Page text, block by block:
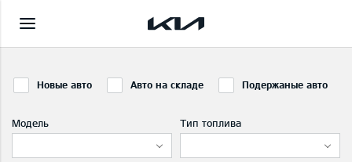
Новые авто Авто на складе Подержаные авто
Модель Тип топлива